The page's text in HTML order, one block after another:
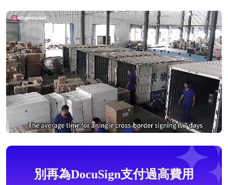
別再為DocuSign支付過高費用